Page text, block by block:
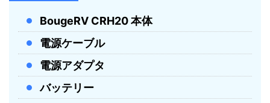
BougeRV CRH20 本体
電源ケーブル
電源アダプタ
バッテリー